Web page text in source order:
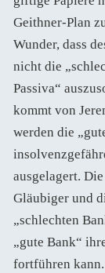
Geithner-Plan
Wunder, dass
nicht die
Passiva“
kommt von
werden die
ausgelagert.
Gläubiger und
„schlechten
„gute Bank“
fortführen